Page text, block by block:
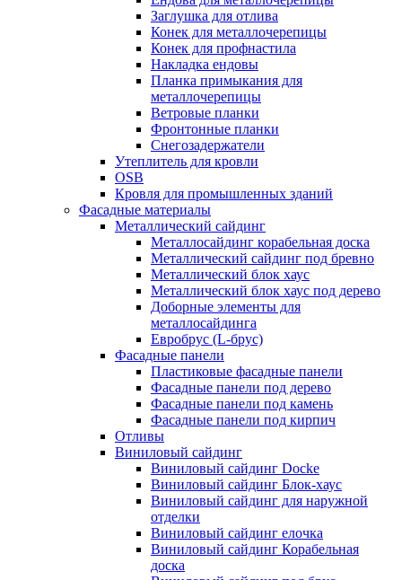
Заглушка для отлива
Конек для металлочерепицы
Конек для профнастила
Накладка ендовы
Планка примыкания для
металлочерепицы
Ветровые планки
Фронтонные планки
Снегозадержатели
Утеплитель для кровли
OSB
Кровля для промышленных зданий
Фасадные материалы
Металлический сайдинг
Металлосайдинг корабельная доска
Металлический сайдинг под бревно
Металлический блок хаус
Металлический блок хаус под дерево
Доборные элементы для
металлосайдинга
Евробрус (L-брус)
Фасадные панели
Пластиковые фасадные панели
Фасадные панели под дерево
Фасадные панели под камень
Фасадные панели под кирпич
Отливы
Виниловый сайдинг
Виниловый сайдинг Docke
Виниловый сайдинг Блок-хаус
Виниловый сайдинг для наружной
отделки
Виниловый сайдинг елочка
Виниловый сайдинг Корабельная
доска